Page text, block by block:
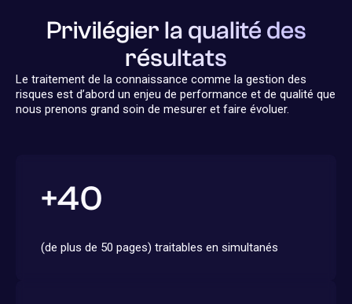
Privilégier la qualité des
résultats
Le traitement de la connaissance comme la gestion des
risques est d’abord un enjeu de performance et de qualité que
nous prenons grand soin de mesurer et faire évoluer.
+40
(de plus de 50 pages) traitables en simultanés